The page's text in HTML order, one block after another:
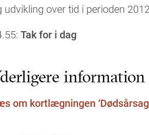
udvikling over tid i perioden
Tak for i dag
information
om kortlægningen